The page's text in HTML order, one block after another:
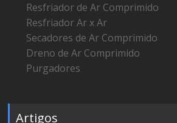
Resfriador de Ar Comprimido
Resfriador Ar x Ar
Secadores de Ar Comprimido
Dreno de Ar Comprimido
Purgadores
Artigos